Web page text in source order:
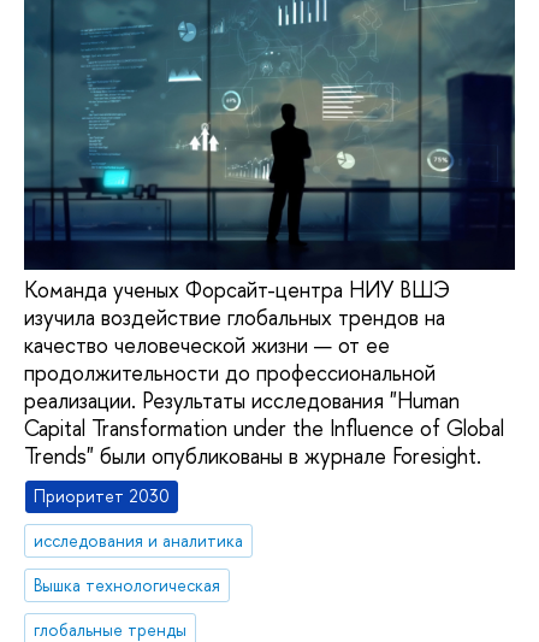
Команда ученых Форсайт-центра НИУ ВШЭ
изучила воздействие глобальных трендов на
качество человеческой жизни — от ее
продолжительности до профессиональной
реализации. Результаты исследования "Human
Capital Transformation under the Influence of Global
Trends" были опубликованы в журнале Foresight.
Приоритет 2030
исследования и аналитика
Вышка технологическая
глобальные тренды